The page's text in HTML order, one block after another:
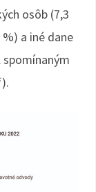
osôb (7,3
a iné dane